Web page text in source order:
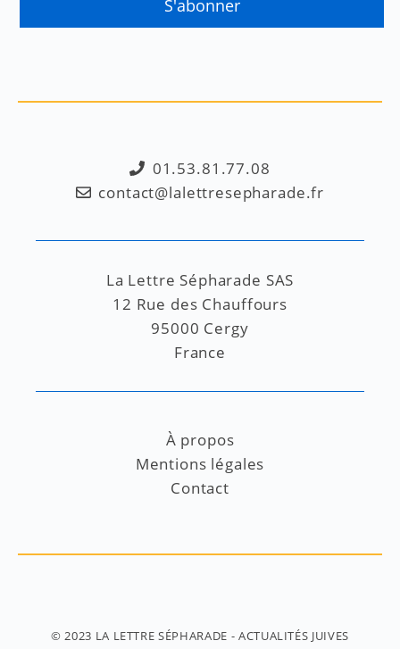
01.53.81.77.08
contact@lalettresepharade.fr
La Lettre Sépharade SAS
12 Rue des Chauffours
95000 Cergy
France
À propos
Mentions légales
Contact
© 2023 LA LETTRE SÉPHARADE - ACTUALITÉS JUIVES